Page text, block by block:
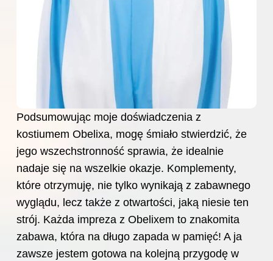
Podsumowując moje doświadczenia z
kostiumem Obelixa, mogę śmiało stwierdzić, że
jego wszechstronność sprawia, że idealnie
nadaje się na wszelkie okazje. Komplementy,
które otrzymuję, nie tylko wynikają z zabawnego
wyglądu, lecz także z otwartości, jaką niesie ten
strój. Każda impreza z Obelixem to znakomita
zabawa, która na długo zapada w pamięć! A ja
zawsze jestem gotowa na kolejną przygodę w